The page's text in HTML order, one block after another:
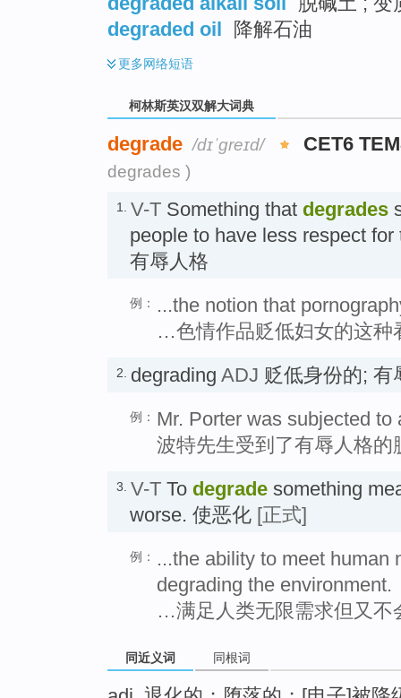
degraded oil
降解石油
更多网络短语
柯林斯英汉双解大词典
degrade /dɪˈɡreɪd/ CET6
degrades )
1. V-T Something that degrades
people to have less respect
有辱人格
例：
...the notion that
…色情作品贬低妇女的这种
2. degrading ADJ 贬低身份的; 有
例： Mr. Porter was subjected
波特先生受到了有辱人格的
3. V-T To degrade something
worse. 使恶化 [正式]
例：
...the ability to meet human
degrading the environment.
…满足人类无限需求但又不
同近义词 同根词